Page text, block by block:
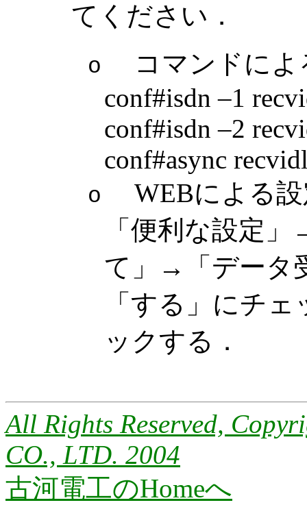
てください．
o
コマンドによ
conf#isdn –1
conf#isdn –2
conf#async
o
WEBによる
「便利な設定
て」→「データ
「する」にチ
ックする．
All Rights Reserved,
CO., LTD. 2004
古河電工のHomeへ